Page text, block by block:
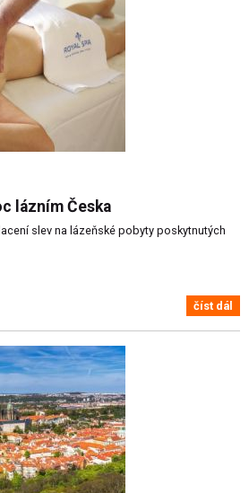
lázním Česka
slev na lázeňské pobyty poskytnutých
číst dál